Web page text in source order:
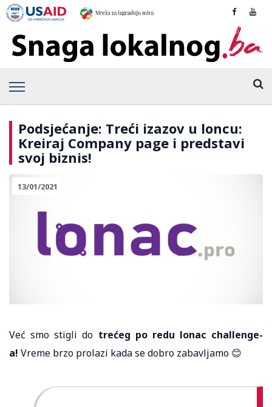
Podsjećanje: Treći izazov u loncu:
Kreiraj Company page i predstavi
svoj biznis!
13/01/2021
Već smo stigli do trećeg po redu lonac challenge-
a! Vreme brzo prolazi kada se dobro zabavljamo 😊